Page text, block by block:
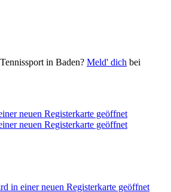
in Baden? Meld' dich bei
neuen Registerkarte geöffnet
neuen Registerkarte geöffnet
in einer neuen Registerkarte geöffnet